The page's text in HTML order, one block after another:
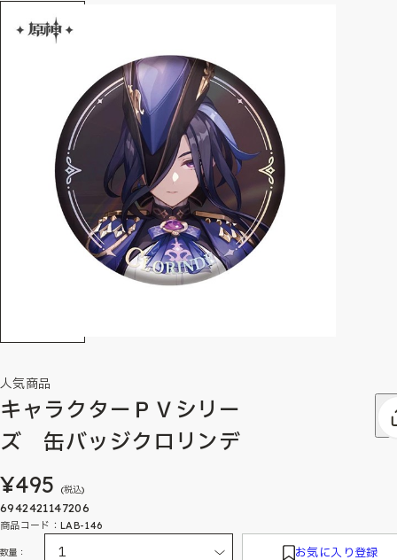
人気商品
キャラクターＰＶシリー
ズ 缶バッジクロリンデ
¥495 (税込)
6942421147206
商品コード：LAB-146
数量： お気に入り登録